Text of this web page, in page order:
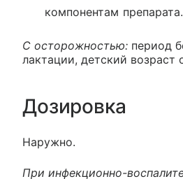
компонентам препарата.
С осторожностью: период
лактации, детский возраст
Дозировка
Наружно.
При инфекционно-